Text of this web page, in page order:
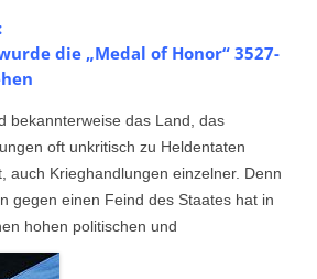
die „Medal of Honor“ 3527-
bekannterweise das Land, das
oft unkritisch zu Heldentaten
auch Krieghandlungen einzelner. Denn
gegen einen Feind des Staates hat in
hohen politischen und